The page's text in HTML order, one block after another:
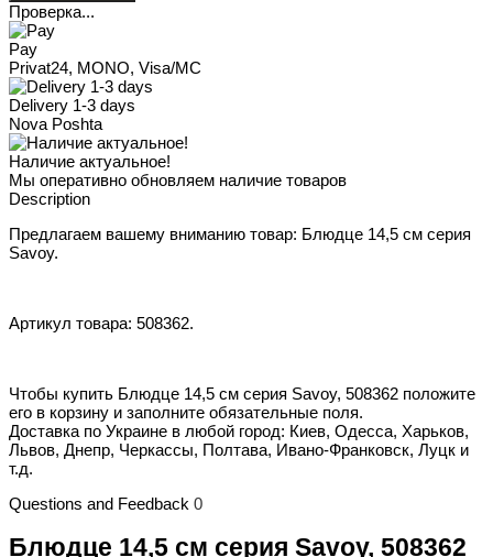
Проверка...
Pay
Privat24, MONO, Visa/MC
Delivery 1-3 days
Nova Poshta
Наличие актуальное!
Мы оперативно обновляем наличие товаров
Description
Предлагаем вашему вниманию товар: Блюдце 14,5 см серия
Savoy.
Артикул товара: 508362.
Чтобы купить Блюдце 14,5 см серия Savoy, 508362 положите
его в корзину и заполните обязательные поля.
Доставка по Украине в любой город: Киев, Одесса, Харьков,
Львов, Днепр, Черкассы, Полтава, Ивано-Франковск, Луцк и
т.д.
Questions and Feedback 0
Блюдце 14,5 см серия Savoy, 508362